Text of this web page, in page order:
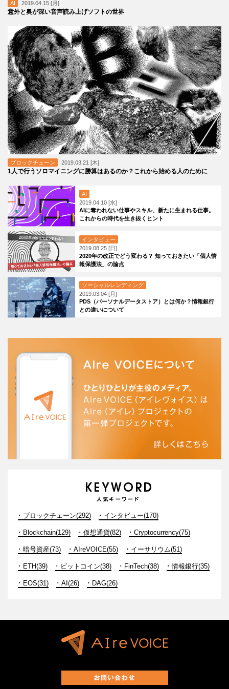
AI 2019.04.15 [月]
意外と奥が深い音声読み上げソフトの世界
ブロックチェーン 2019.03.21 [木]
1人で行うソロマイニングに勝算はあるのか？これから始める人のために
AI
2019.04.10 [水]
AIに奪われない仕事やスキル、新たに生まれる仕事。
これからの時代を生き抜くヒント
インタビュー
2019.08.25 [日]
2020年の改正でどう変わる？ 知っておきたい「個人情
報保護法」の論点
ソーシャルレンディング
2019.03.04 [月]
PDS（パーソナルデータストア）とは何か？情報銀行
との違いについて
ブロックチェーン(292) インタビュー(170)
Blockchain(129) 仮想通貨(82) Cryptocurrency(75)
暗号資産(73) AIreVOICE(55) イーサリウム(51)
ETH(39) ビットコイン(38) FinTech(38) 情報銀行(35)
EOS(31) AI(26) DAG(26)